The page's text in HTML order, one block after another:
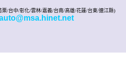
栗/台中/彰化/雲林/嘉義/台南/高雄/花蓮/台東/連江縣)